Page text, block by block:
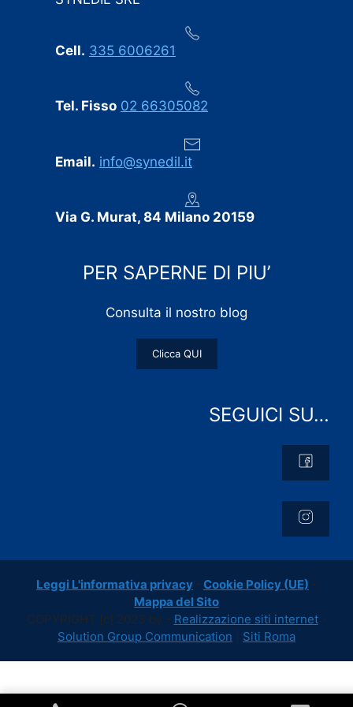
Professionalità, puntualità e cura dei dettagli:
consigliamo vivamente SYNEDIL a chiunque stia
Cell. 335 6006261
Tel. Fisso 02 66305082
Email. info@synedil.it
Via G. Murat, 84 Milano 20159
PER SAPERNE DI PIU’
Consulta il nostro blog
Clicca QUI
SEGUICI SU…
Leggi L'informativa privacy - Cookie Policy (UE) -
Mappa del Sito
COPYRIGHT [c] 2023 by - Realizzazione siti internet-
Solution Group Communication
Siti Roma